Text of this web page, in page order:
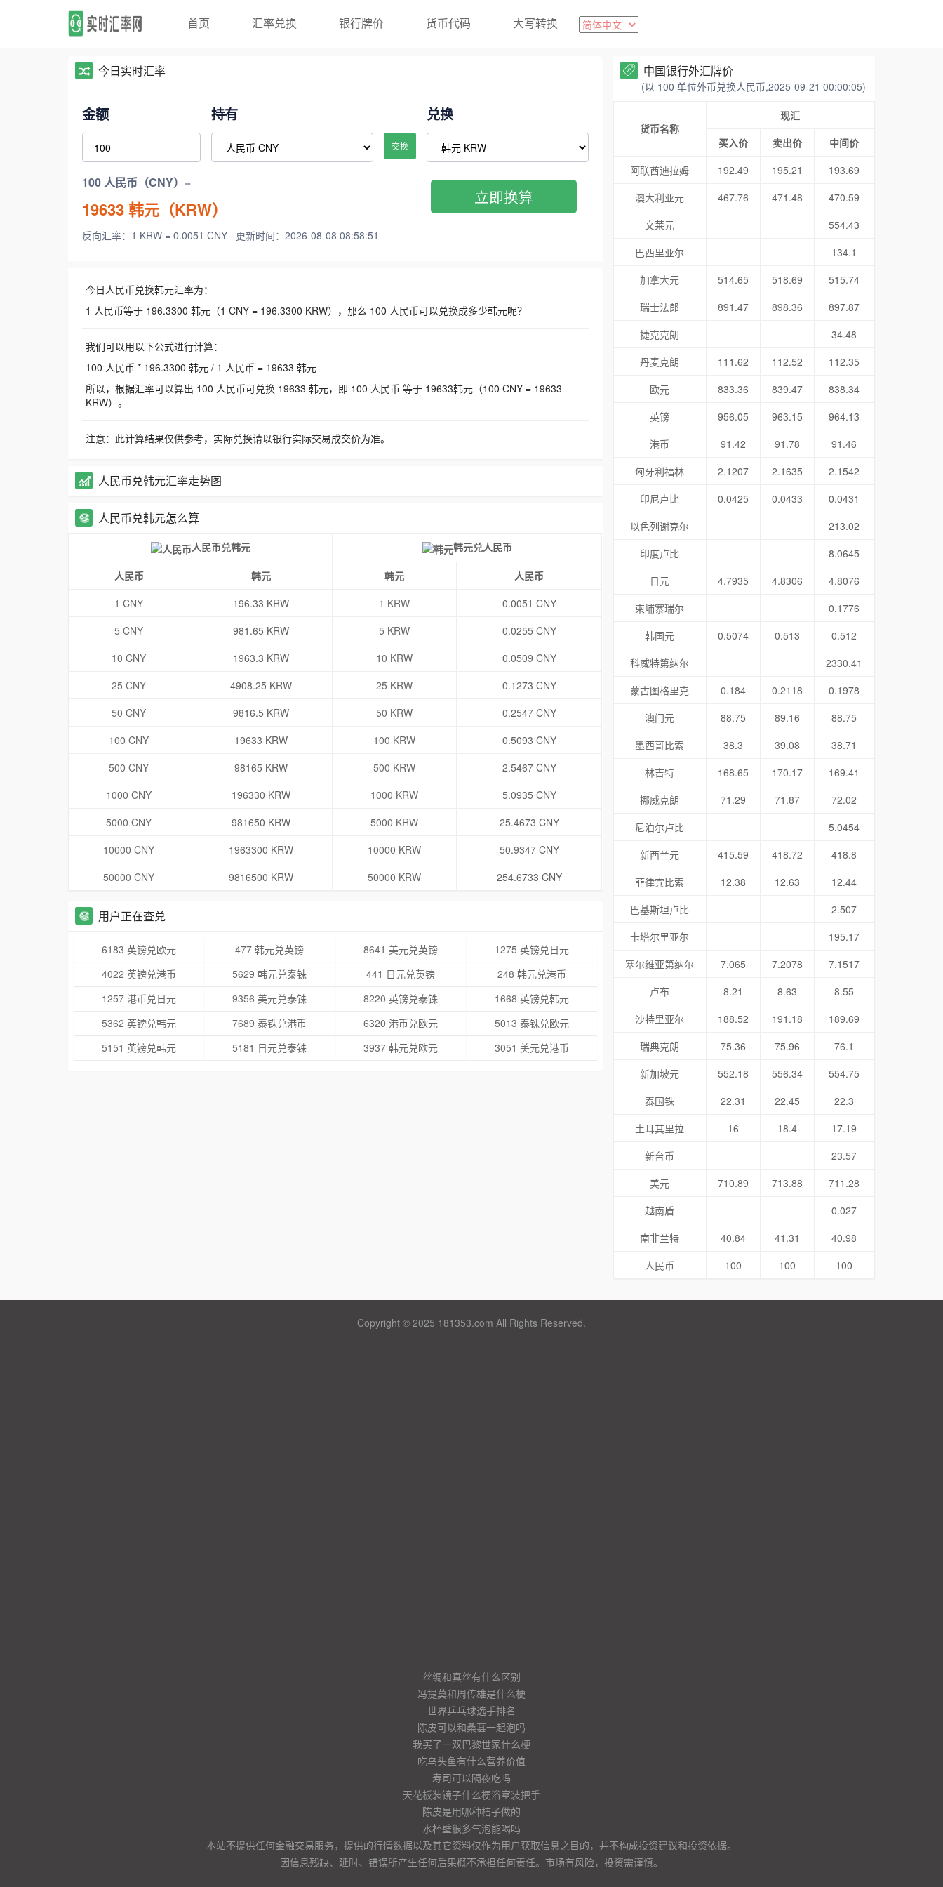
首页 汇率兑换 银行牌价 货币代码 大写转换
今日实时汇率
金额 持有
交换
兑换
100 人民币（CNY）=
19633韩元（KRW）
反向汇率：1 KRW = 0.0051 CNY 更新时间：2026-08-08 08:58:51
立即换算
今日人民币兑换韩元汇率为：
1 人民币等于 196.3300 韩元（1 CNY = 196.3300 KRW），那么 100 人民币可以兑换成多少韩元呢？
我们可以用以下公式进行计算：
100 人民币 * 196.3300 韩元 / 1 人民币 = 19633 韩元
所以，根据汇率可以算出 100 人民币可兑换 19633 韩元，即 100 人民币 等于 19633韩元（100 CNY = 19633
KRW）。
注意：此计算结果仅供参考，实际兑换请以银行实际交易成交价为准。
人民币兑韩元汇率走势图
人民币兑韩元怎么算
人民币兑韩元 韩元兑人民币
人民币 韩元 韩元
人民币
1 CNY
196.33 KRW 1 KRW
0.0051 CNY
5 CNY
981.65 KRW 5 KRW
0.0255 CNY
10 CNY
1963.3 KRW 10 KRW
0.0509 CNY
25 CNY
4908.25 KRW 25 KRW
0.1273 CNY
50 CNY
9816.5 KRW 50 KRW
0.2547 CNY
100 CNY
19633 KRW 100 KRW
0.5093 CNY
500 CNY
98165 KRW 500 KRW
2.5467 CNY
1000 CNY
196330 KRW 1000 KRW
5.0935 CNY
5000 CNY
981650 KRW 5000 KRW
25.4673 CNY
10000 CNY
1963300 KRW 10000 KRW
50.9347 CNY
50000 CNY
9816500 KRW 50000 KRW 254.6733 CNY
用户正在查兑
6183 英镑兑欧元 477 韩元兑英镑 8641 美元兑英镑
1275 英镑兑日元
4022 英镑兑港币
5629 韩元兑泰铢 441 日元兑英镑
248 韩元兑港币
1257 港币兑日元
9356 美元兑泰铢 8220 英镑兑泰铢
1668 英镑兑韩元
5362 英镑兑韩元
7689 泰铢兑港币 6320 港币兑欧元
5013 泰铢兑欧元
5151 英镑兑韩元
5181 日元兑泰铢 3937 韩元兑欧元 3051 美元兑港币
中国银行外汇牌价
(以 100 单位外币兑换人民币,2025-09-21 00:00:05)
货币名称
现汇
买入价
卖出价
中间价
阿联酋迪拉姆
192.49 195.21
193.69
澳大利亚元
467.76 471.48
470.59
文莱元
554.43
巴西里亚尔
134.1
加拿大元
514.65 518.69
515.74
瑞士法郎
891.47 898.36
897.87
捷克克朗
34.48
丹麦克朗
111.62 112.52
112.35
欧元
833.36 839.47
838.34
英镑
956.05 963.15
964.13
港币
91.42 91.78
91.46
匈牙利福林
2.1207 2.1635
2.1542
印尼卢比
0.0425 0.0433
0.0431
以色列谢克尔
213.02
印度卢比
8.0645
日元
4.7935 4.8306
4.8076
柬埔寨瑞尔
0.1776
韩国元
0.5074 0.513
0.512
科威特第纳尔
2330.41
蒙古图格里克
0.184 0.2118
0.1978
澳门元
88.75 89.16
88.75
墨西哥比索
38.3 39.08
38.71
林吉特
168.65 170.17
169.41
挪威克朗
71.29 71.87
72.02
尼泊尔卢比
5.0454
新西兰元
415.59 418.72
418.8
菲律宾比索
12.38 12.63
12.44
巴基斯坦卢比
2.507
卡塔尔里亚尔
195.17
塞尔维亚第纳尔
7.065 7.2078
7.1517
卢布
8.21 8.63
8.55
沙特里亚尔
188.52 191.18
189.69
瑞典克朗
75.36 75.96
76.1
新加坡元
552.18 556.34
554.75
泰国铢
22.31 22.45
22.3
土耳其里拉
16 18.4
17.19
新台币
23.57
美元
710.89 713.88
711.28
越南盾
0.027
南非兰特
40.84 41.31
40.98
人民币
100 100 100
Copyright © 2025 181353.com All Rights Reserved.
丝绸和真丝有什么区别
冯提莫和周传雄是什么梗
世界乒乓球选手排名
陈皮可以和桑葚一起泡吗
我买了一双巴黎世家什么梗
吃乌头鱼有什么营养价值
寿司可以隔夜吃吗
天花板装镜子什么梗浴室装把手
陈皮是用哪种桔子做的
水杯壁很多气泡能喝吗
本站不提供任何金融交易服务，提供的行情数据以及其它资料仅作为用户获取信息之目的，并不构成投资建议和投资依据。
因信息残缺、延时、错误所产生任何后果概不承担任何责任。市场有风险，投资需谨慎。